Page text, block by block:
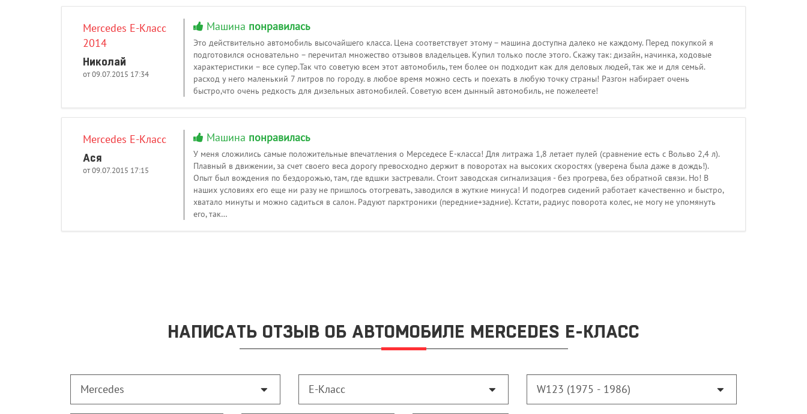
Mercedes E-Класс
2014
Николай
от 09.07.2015 17:34
Машина понравилась
Это действительно автомобиль высочайшего класса. Цена соответствует этому – машина доступна далеко не каждому. Перед покупкой я
подготовился основательно – перечитал множество отзывов владельцев. Купил только после этого. Скажу так: дизайн, начинка, ходовые
характеристики – все супер.Так что советую всем этот автомобиль, тем более он подходит как для деловых людей, так же и для семьй.
расход у него маленький 7 литров по городу. в любое время можно сесть и поехать в любую точку страны! Разгон набирает очень
быстро,что очень редкость для дизельных автомобилей. Советую всем дынный автомобиль, не пожелеете!
Mercedes E-Класс
Ася
от 09.07.2015 17:15
Машина понравилась
У меня сложились самые положительные впечатления о Мерседесе Е-класса! Для литража 1,8 летает пулей (сравнение есть с Вольво 2,4 л).
Плавный в движении, за счет своего веса дорогу превосходно держит в поворотах на высоких скоростях (уверена была даже в дождь!).
Опыт был вождения по бездорожью, там, где вдшки застревали. Стоит заводская сигнализация - без прогрева, без обратной связи. Но! В
наших условиях его еще ни разу не пришлось отогревать, заводился в жуткие минуса! И подогрев сидений работает качественно и быстро,
хватало минуты и можно садиться в салон. Радуют парктроники (передние+задние). Кстати, радиус поворота колес, не могу не упомянуть
его, так…
НАПИСАТЬ ОТЗЫВ ОБ АВТОМОБИЛЕ MERCEDES E-КЛАСС